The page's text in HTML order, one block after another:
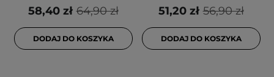
64,90 zł
58,40 zł
DODAJ DO KOSZYKA
56,90 zł
51,20 zł
DODAJ DO KOSZYKA